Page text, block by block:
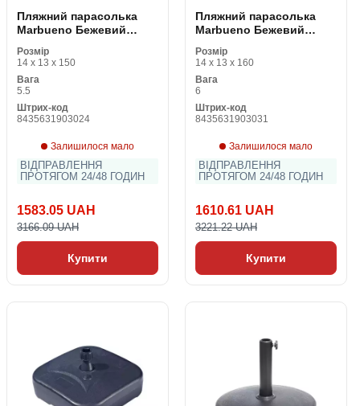
Пляжний парасолька
Marbueno Бежевий
cm
Розмір
14 x 13 x 150
Вага
5.5
Штрих-код
8435631903024
Залишилося мало
ВІДПРАВЛЕННЯ
ПРОТЯГОМ 24/48 ГОДИН
1583.05 UAH
3166.09 UAH
Купити
Пляжний парасолька
Marbueno Бежевий
cm
Розмір
14 x 13 x 160
Вага
6
Штрих-код
8435631903031
Залишилося мало
ВІДПРАВЛЕННЯ
ПРОТЯГОМ 24/48 ГОДИН
1610.61 UAH
3221.22 UAH
Купити